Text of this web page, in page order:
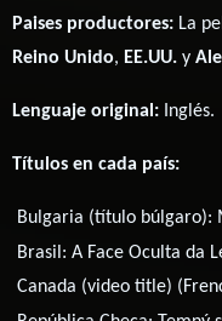
Paises productores: La
Reino Unido, EE.UU. y
Lenguaje original: Inglés.
Títulos en cada país:
Bulgaria (título búlgaro):
Brasil:A Face Oculta da
Canada (video title)